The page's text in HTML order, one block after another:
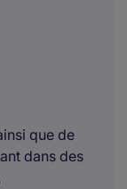
que de
dans des